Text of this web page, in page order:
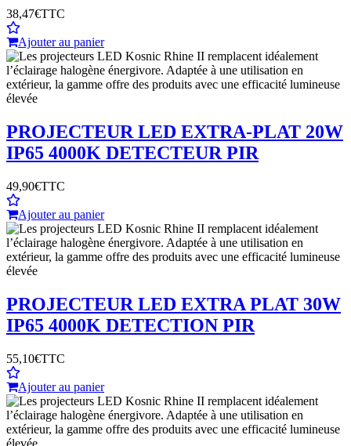
38,47€TTC
Ajouter au panier
PROJECTEUR LED EXTRA-PLAT 20W
IP65 4000K DETECTEUR PIR
49,90€TTC
Ajouter au panier
PROJECTEUR LED EXTRA PLAT 30W
IP65 4000K DETECTION PIR
55,10€TTC
Ajouter au panier